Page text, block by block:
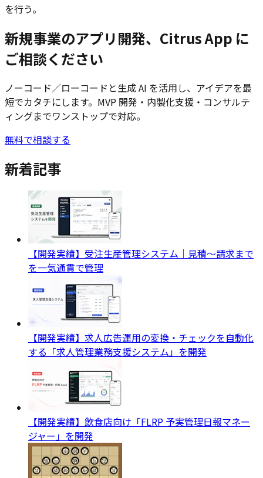
を行う。
新規事業のアプリ開発、Citrus App に
ご相談ください
ノーコード／ローコードと生成 AI を活用し、アイデアを最
短でカタチにします。MVP 開発・内製化支援・コンサルテ
ィングまでワンストップで対応。
無料で相談する
新着記事
【開発実績】受注生産管理システム｜見積〜請求まで
を一気通貫で管理
【開発実績】求人広告運用の変換・チェックを自動化
する「求人管理業務支援システム」を開発
【開発実績】飲食店向け「FLRP 予実管理日報マネー
ジャー」を開発